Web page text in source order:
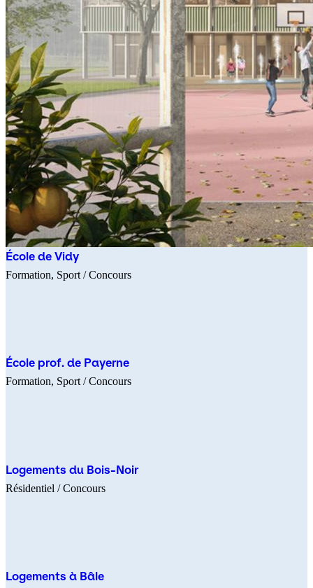
École de Vidy
Formation Sport / Concours
École prof. de Payerne
Formation Sport / Concours
Logements du Bois-Noir
Résidentiel / Concours
Logements à Bâle